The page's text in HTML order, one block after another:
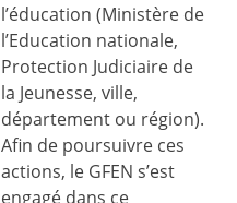
l’éducation (Ministère de
l’Education nationale,
Protection Judiciaire de
la Jeunesse, ville,
département ou région).
Afin de poursuivre ces
actions, le GFEN s’est
engagé dans ce